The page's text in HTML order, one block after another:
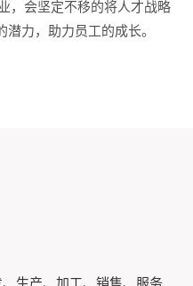
，会坚定不移的将人才战略
力，助力员工的成长。